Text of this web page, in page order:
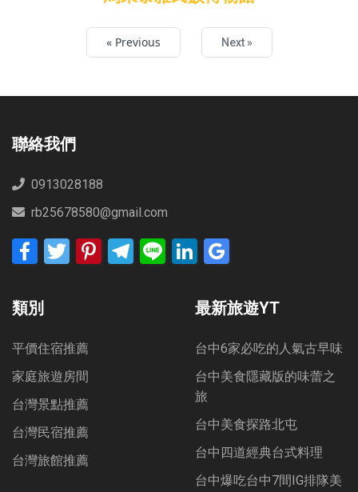
烏來泰雅民族博物館
« Previous Next »
聯絡我們
0913028188
rb25678580@gmail.com
FacebookTwitter PinterestTelegram
Line LinkedIn
類別
平價住宿推薦
家庭旅遊房間
台灣景點推薦
台灣民宿推薦
台灣旅館推薦
最新旅遊YT
台中6家必吃的人氣古早味
台中美食隱藏版的味蕾之
旅
台中美食探路北屯
台中四道經典台式料理
台中爆吃台中7間IG排隊美